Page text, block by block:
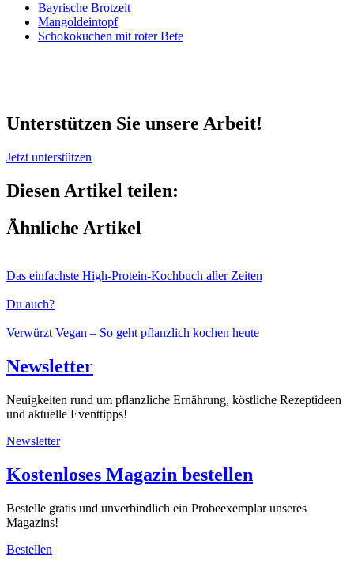
Bayrische Brotzeit
Mangoldeintopf
Schokokuchen mit roter Bete
Unterstützen Sie unsere Arbeit!
Jetzt unterstützen
Diesen Artikel teilen:
Ähnliche Artikel
Das einfachste High-Protein-Kochbuch aller Zeiten
Du auch?
Verwürzt Vegan – So geht pflanzlich kochen heute
Newsletter
Neuigkeiten rund um pflanzliche Ernährung, köstliche Rezeptideen
und aktuelle Eventtipps!
Newsletter
Kostenloses Magazin bestellen
Bestelle gratis und unverbindlich ein Probeexemplar unseres
Magazins!
Bestellen